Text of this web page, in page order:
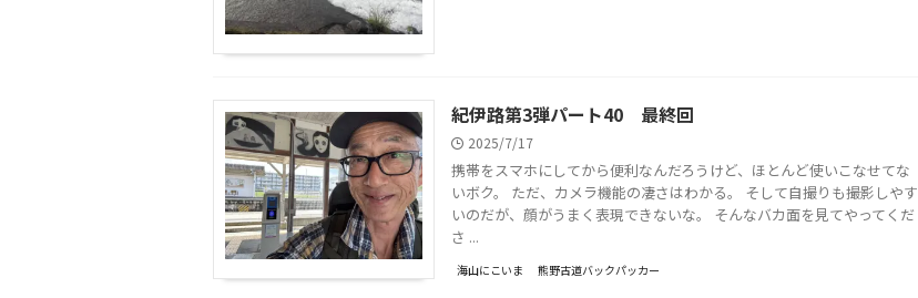
紀伊路第3弾パート40 最終回
2025/7/17
携帯をスマホにしてから便利なんだろうけど、ほとんど使いこなせてな
いボク。 ただ、カメラ機能の凄さはわかる。 そして自撮りも撮影しやす
いのだが、顔がうまく表現できないな。 そんなバカ面を見てやってくだ
さ ...
海山にこいま 熊野古道バックパッカー